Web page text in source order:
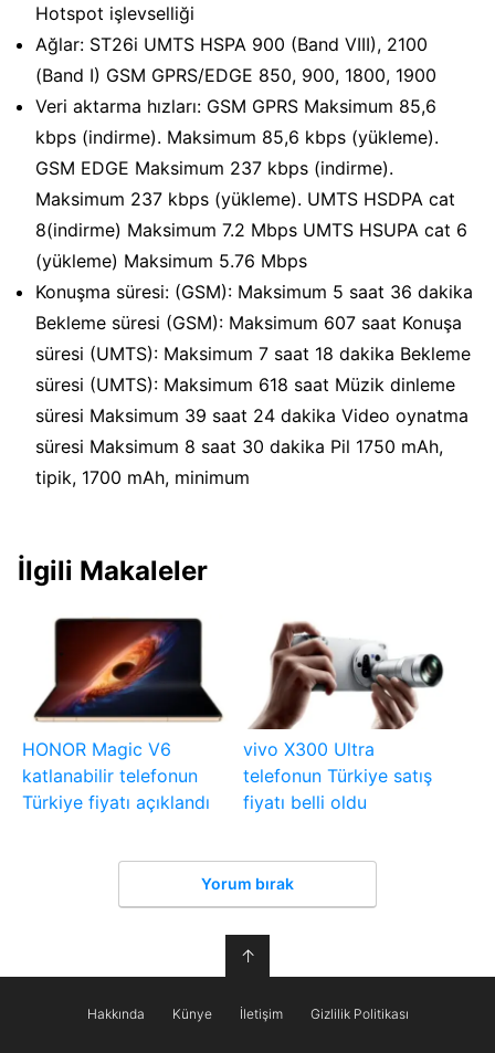
Hotspot işlevselliği
Ağlar: ST26i UMTS HSPA 900 (Band VIII), 2100
(Band I) GSM GPRS/EDGE 850, 900, 1800, 1900
Veri aktarma hızları: GSM GPRS Maksimum 85,6
kbps (indirme). Maksimum 85,6 kbps (yükleme).
GSM EDGE Maksimum 237 kbps (indirme).
Maksimum 237 kbps (yükleme). UMTS HSDPA cat
8(indirme) Maksimum 7.2 Mbps UMTS HSUPA cat 6
(yükleme) Maksimum 5.76 Mbps
Konuşma süresi: (GSM): Maksimum 5 saat 36 dakika
Bekleme süresi (GSM): Maksimum 607 saat Konuşa
süresi (UMTS): Maksimum 7 saat 18 dakika Bekleme
süresi (UMTS): Maksimum 618 saat Müzik dinleme
süresi Maksimum 39 saat 24 dakika Video oynatma
süresi Maksimum 8 saat 30 dakika Pil 1750 mAh,
tipik, 1700 mAh, minimum
İlgili Makaleler
HONOR Magic V6
katlanabilir telefonun
Türkiye fiyatı açıklandı
vivo X300 Ultra
telefonun Türkiye satış
fiyatı belli oldu
Yorum bırak
↑
Hakkında Künye İletişim Gizlilik Politikası